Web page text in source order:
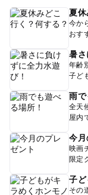
夏休
今か
おす
暑さ
年齢
子ど
雨で
全天
屋内
今月
映画
限定
子ど
その